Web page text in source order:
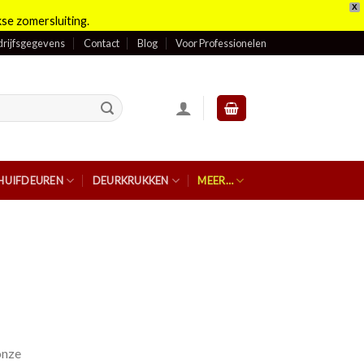
X
zomersluiting.
Contact Blog Voor Professionelen
DEURKRUKKEN MEER…